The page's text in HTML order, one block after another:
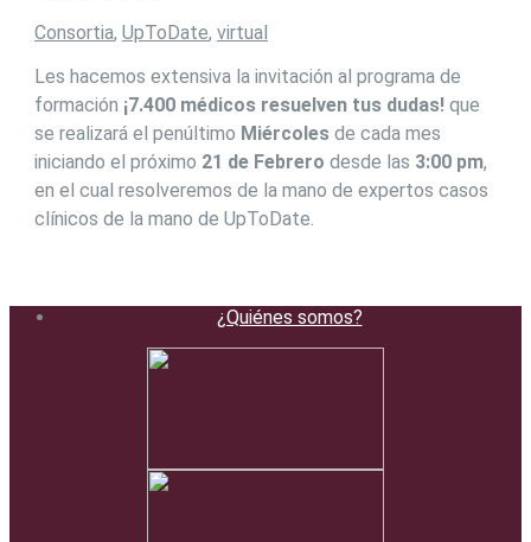
Consortia, UpToDate, virtual
Les hacemos extensiva la invitación al programa de
formación ¡7.400 médicos resuelven tus dudas! que
se realizará el penúltimo Miércoles de cada mes
iniciando el próximo 21 de Febrero desde las 3:00 pm,
en el cual resolveremos de la mano de expertos casos
clínicos de la mano de UpToDate.
¿Quiénes somos?